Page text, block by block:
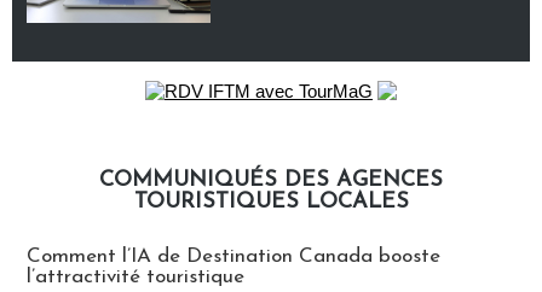
COMMUNIQUÉS DES AGENCES
TOURISTIQUES LOCALES
Comment l’IA de Destination Canada booste
l’attractivité touristique